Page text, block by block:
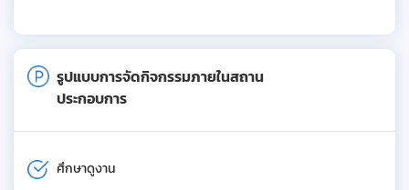
รูปแบบการจัดกิจกรรมภายในสถาน
ประกอบการ
ศึกษาดูงาน